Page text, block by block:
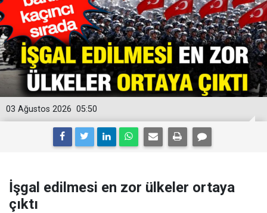
05:50
03 Ağustos 2026
İşgal edilmesi en zor ülkeler ortaya
çıktı